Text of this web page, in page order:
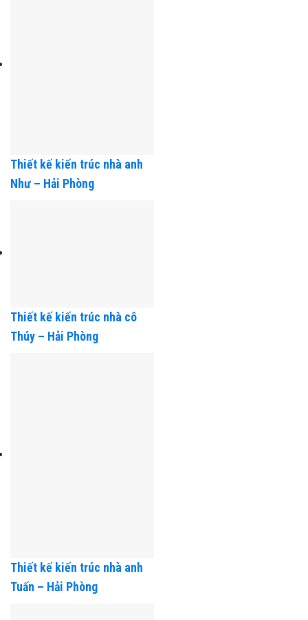
Thiết kế kiến trúc nhà anh
Thiết kế kiến trúc nhà cô
Thiết kế kiến trúc nhà anh